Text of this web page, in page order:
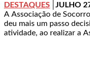
DESTAQUES
JULHO
A Associação de
deu mais um passo
atividade, ao realizar a